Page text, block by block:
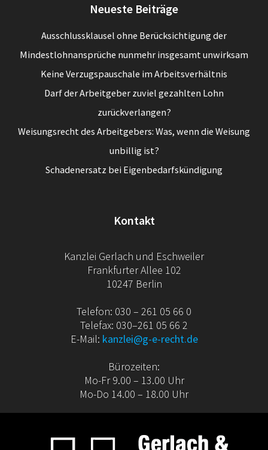
Neueste Beiträge
Ausschlussklausel ohne Berücksichtigung der
Mindestlohnansprüche nunmehr insgesamt unwirksam
Keine Verzugspauschale im Arbeitsverhältnis
Darf der Arbeitgeber zuviel gezahlten Lohn
zurückverlangen?
Weisungsrecht des Arbeitgebers: Was, wenn die Weisung
unbillig ist?
Schadenersatz bei Eigenbedarfskündigung
Kontakt
Kanzlei Gerlach und Eschweiler
Frankfurter Allee 102
10247 Berlin
Telefon: 030 – 261 05 66 0
Telefax: 030–261 05 66 2
E-Mail: kanzlei@g-e-recht.de
Bürozeiten:
Mo-Fr 9.00 – 13.00 Uhr
Mo-Do 14.00 – 18.00 Uhr